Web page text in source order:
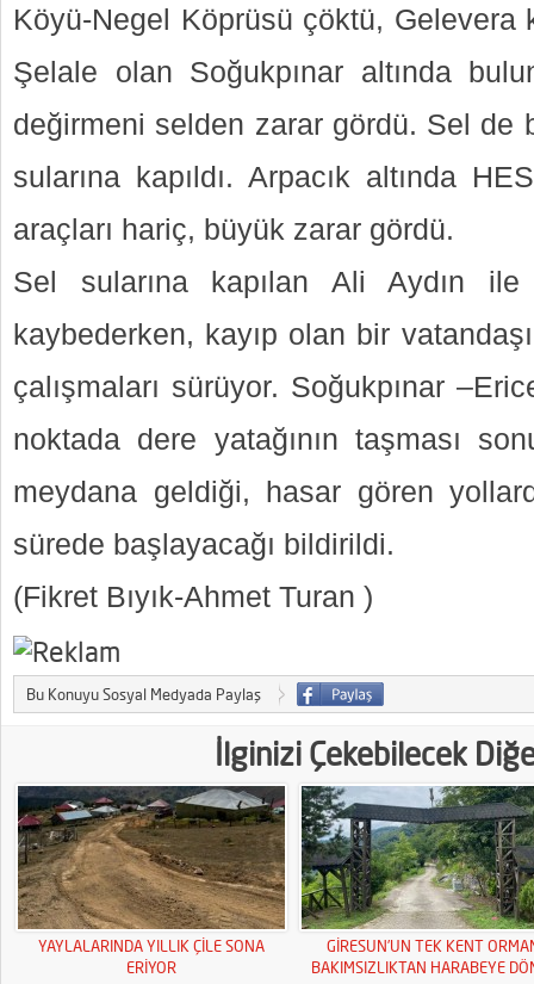
Köyü-Negel Köprüsü çöktü, Gelevera
Şelale olan Soğukpınar altında
değirmeni selden zarar gördü. Sel de
sularına kapıldı. Arpacık altında
araçları hariç, büyük zarar gördü.
Sel sularına kapılan Ali Aydın ile
kaybederken, kayıp olan bir
çalışmaları sürüyor. Soğukpınar
noktada dere yatağının taşması
meydana geldiği, hasar gören
sürede başlayacağı bildirildi.
(Fikret Bıyık-Ahmet Turan )
Bu Konuyu Sosyal Medyada Paylaş
İlginizi Çekebilecek
YAYLALARINDA YILLIK ÇİLE SONA
ERİYOR
GİRESUN’UN TEK KENT
BAKIMSIZLIKTAN HARABEYE